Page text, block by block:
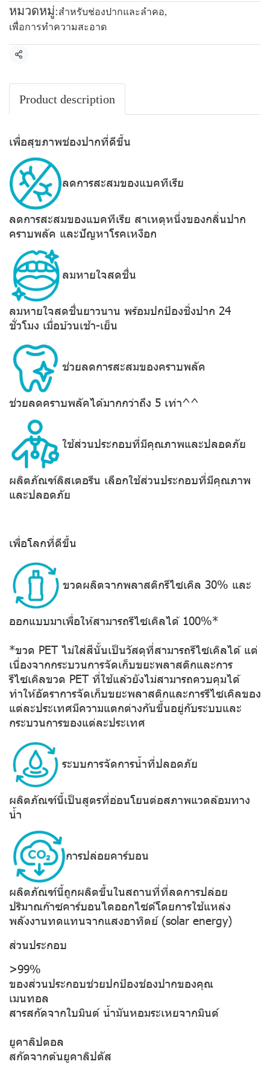
หมวดหมู่:สำหรับช่องปากและลำคอ,
เพื่อการทำความสะอาด
แชร์
Product description
เพื่อสุขภาพช่องปากที่ดีขึ้น
ลดการสะสมของแบคทีเรีย
ลดการสะสมของแบคทีเรีย สาเหตุหนึ่งของกลิ่นปาก
คราบพลัค และปัญหาโรคเหงือก
ลมหายใจสดชื่น
ลมหายใจสดชื่นยาวนาน พร้อมปกป้องชิ่งปาก 24
ชั่วโมง เมื่อบ้วนเช้า-เย็น
ช่วยลดการสะสมของคราบพลัค
ช่วยลดคราบพลัคได้มากกว่าถึง 5 เท่า^^
ใช้ส่วนประกอบที่มีคุณภาพและปลอดภัย
ผลิตภัณฑ์ลิสเตอรีน เลือกใช้ส่วนประกอบที่มีคุณภาพ
และปลอดภัย
เพื่อโลกที่ดีขึ้น
ขวดผลิตจากพลาสติกรีไซเคิล 30% และ
ออกแบบมาเพื่อให้สามารถรีไซเคิลได้ 100%*
*ขวด PET ไม่ใส่สีนั้นเป็นวัสดุที่สามารถรีไซเคิลได้ แต่
เนื่องจากกระบวนการจัดเก็บขยะพลาสติกและการ
รีไซเคิลขวด PET ที่ใช้แล้วยังไม่สามารถควบคุมได้
ทำให้อัตราการจัดเก็บขยะพลาสติกและการรีไซเคิลของ
แต่ละประเทศมีความแตกต่างกันขึ้นอยู่กับระบบและ
กระบวนการของแต่ละประเทศ
ระบบการจัดการน้ำที่ปลอดภัย
ผลิตภัณฑ์นี้เป็นสูตรที่อ่อนโยนต่อสภาพแวดล้อมทาง
น้ำ
การปล่อยคาร์บอน
ผลิตภัณฑ์นี้ถูกผลิตขึ้นในสถานที่ที่ลดการปล่อย
ปริมาณก๊าซคาร์บอนไดออกไซด์โดยการใช้แหล่ง
พลังงานทดแทนจากแสงอาทิตย์ (solar energy)
ส่วนประกอบ
>99%
ของส่วนประกอบช่วยปกป้องช่องปากของคุณ
เมนทอล
สารสกัดจากใบมินต์ น้ำมันหอมระเหยจากมินต์
ยูคาลิปตอล
สกัดจากต้นยูคาลิปตัส